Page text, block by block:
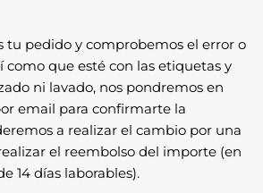
tu pedido y comprobemos el error o
como que esté con las etiquetas y
ni lavado, nos pondremos en
email para confirmarte la
a realizar el cambio por una
el reembolso del importe (en
14 días laborables).